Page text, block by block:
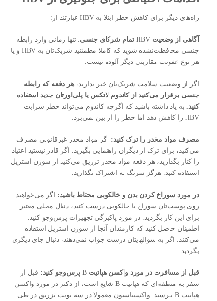
راه‌های دیگر برای کاهش خطر ابتلا به HBV عبارتند از:
آگاهی از وضعیت HBVتمام شرکای جنسی. تنها زمانی وارد رابطه
جنسی محافظت‌نشده شوید که کاملا مطمئنید شریک‌تان به HBV و یا
هر نوع عفونت مقاربتی دیگر آلوده نیست.
اگر از وضعیت سلامت شریک‌‌تان خبر ندارید، هر دفعه که رابطه
جنسی برقرار می‌کنید از کاندوم لاتکس یا پلی‌اورتان جدید استفاده
کنید.به یاد داشته باشید که اگرچه کاندوم می‌تواند خطر سرایت
HBV را کاهش دهد اما خطر را از بین نمی‌برد.
مصرف مواد مخدر را ترک کنید: اگر مواد مخدر غیرقانونی مصرف
می‌کنید، برای ترک از دیگران راهنمایی بگیرید. اگر قادر نیستید اعتیاد
را کنار بگذارید، هر دفعه مواد مخدر تزریق می‌کنید از سوزن استریل
استفاده کنید. هرگز سرنگ به اشتراک نگذارید.
در مورد سوراخ کردن بدن و خالکوبی محتاط باشید: اگر می‌خواهید
روی پوست‌تان سوراخ یا خالکوبی درست کنید، دنبال محلی معتبر
برای این کار بگردید. در مورد پاکیزگی تجهیزات پرس‌و‌جو کنید.
اطمینان حاصل کنید که کارمندان آنجا از سوزن استریل استفاده
می‌کنند. اگر به سوالهایتان درست جواب نمی‌دهند، دنبال جای دیگری
بگردید.
قبل از مسافرت در مورد واکسن هپاتیت Bپرس‌و‌جو کنید: قبل از
سفر به منطقه‌ای که هپاتیت B شایع است، از دکتر در مورد واکسن
هپاتیت B بپرسید. واکسیناسیون معمولا در سه نوبت تزریق در طی